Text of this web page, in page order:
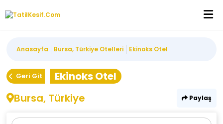
Anasayfa Bursa, Türkiye Otelleri Ekinoks Otel
Geri Git
Ekinoks Otel
Bursa, Türkiye
Paylaş